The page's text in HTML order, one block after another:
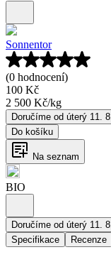
Sonnentor
(0 hodnocení)
100 Kč
2 500 Kč/kg
Doručíme od úterý 11. 8.
Do košíku
Na seznam
BIO
Doručíme od úterý 11. 8.
Specifikace
Recenze